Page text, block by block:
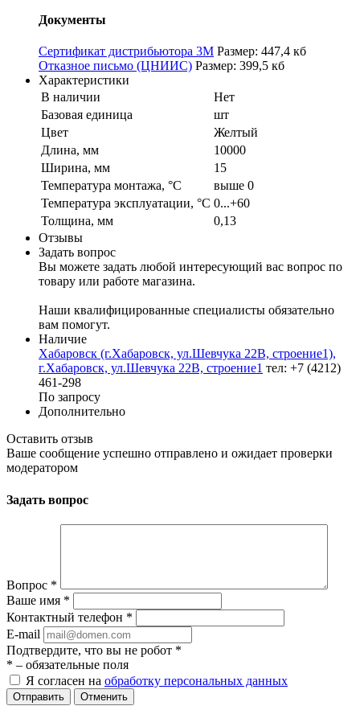
Документы
Сертификат дистрибьютора 3M Размер: 447,4 кб
Отказное письмо (ЦНИИС) Размер: 399,5 кб
Характеристики
В наличии
Нет
Базовая единица
шт
Цвет
Желтый
Длина, мм
10000
Ширина, мм
15
Температура монтажа, °С
выше 0
Температура эксплуатации, °С 0...+60
Толщина, мм
0,13
Отзывы
Задать вопрос
Вы можете задать любой интересующий вас вопрос по
товару или работе магазина.
Наши квалифицированные специалисты обязательно
вам помогут.
Наличие
Хабаровск (г.Хабаровск, ул.Шевчука 22В, строение1),
г.Хабаровск, ул.Шевчука 22В, строение1 тел: +7 (4212)
461-298
По запросу
Дополнительно
Оставить отзыв
Ваше сообщение успешно отправлено и ожидает проверки
модератором
Задать вопрос
Вопрос *
Ваше имя *
Контактный телефон *
E-mail
Подтвердите, что вы не робот *
* – обязательные поля
Я согласен на обработку персональных данных
Отменить